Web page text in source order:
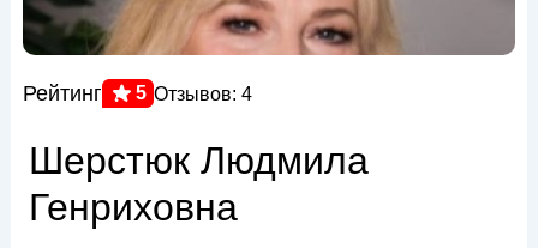
Рейтинг 5 Отзывов: 4
Шерстюк Людмила
Генриховна